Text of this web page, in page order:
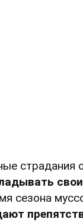
страдания
сезона